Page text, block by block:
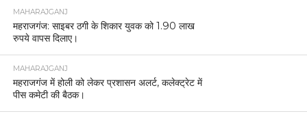
MAHARAJGANJ
महराजगंज: साइबर ठगी के शिकार युवक को 1.90 लाख
रुपये वापस दिलाए।
MAHARAJGANJ
महराजगंज में होली को लेकर प्रशासन अलर्ट, कलेक्ट्रेट में
पीस कमेटी की बैठक।